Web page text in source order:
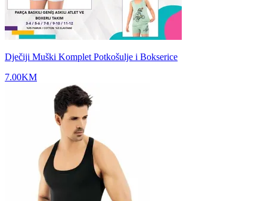
Dječiji Muški Komplet Potkošulje i Bokserice
7.00KM